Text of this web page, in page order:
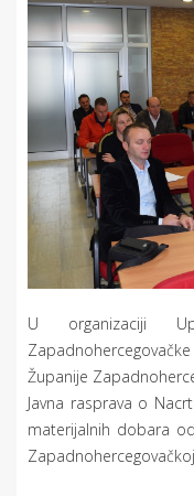
U organizaciji
Županije
Javna rasprava o
materijalnih dobara